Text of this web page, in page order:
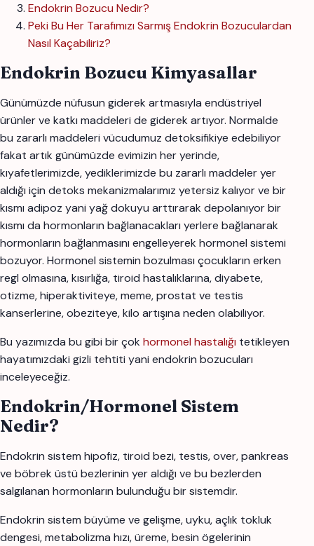
Endokrin Bozucu Nedir?
Peki Bu Her Tarafımızı Sarmış Endokrin Bozuculardan
Nasıl Kaçabiliriz?
Endokrin Bozucu Kimyasallar
Günümüzde nüfusun giderek artmasıyla endüstriyel
ürünler ve katkı maddeleri de giderek artıyor. Normalde
bu zararlı maddeleri vücudumuz detoksifikiye edebiliyor
fakat artık günümüzde evimizin her yerinde,
kıyafetlerimizde, yediklerimizde bu zararlı maddeler yer
aldığı için detoks mekanizmalarımız yetersiz kalıyor ve bir
kısmı adipoz yani yağ dokuyu arttırarak depolanıyor bir
kısmı da hormonların bağlanacakları yerlere bağlanarak
hormonların bağlanmasını engelleyerek hormonel sistemi
bozuyor. Hormonel sistemin bozulması çocukların erken
regl olmasına, kısırlığa, tiroid hastalıklarına, diyabete,
otizme, hiperaktiviteye, meme, prostat ve testis
kanserlerine, obeziteye, kilo artışına neden olabiliyor.
Bu yazımızda bu gibi bir çok hormonel hastalığı tetikleyen
hayatımızdaki gizli tehtiti yani endokrin bozucuları
inceleyeceğiz.
Endokrin/Hormonel Sistem
Nedir?
Endokrin sistem hipofiz, tiroid bezi, testis, over, pankreas
ve böbrek üstü bezlerinin yer aldığı ve bu bezlerden
salgılanan hormonların bulunduğu bir sistemdir.
Endokrin sistem büyüme ve gelişme, uyku, açlık tokluk
dengesi, metabolizma hızı, üreme, besin ögelerinin